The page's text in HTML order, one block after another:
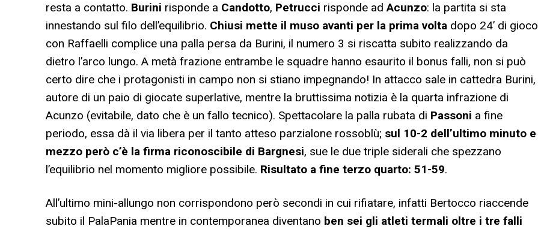
resta a contatto. Burini risponde a Candotto, Petrucci risponde adAcunzo: la partita si sta
innestando sul filo dell’equilibrio. Chiusi mette il muso avanti per la prima volta dopo 24’ di gioco
con Raffaelli complice una palla persa da Burini, il numero 3 si riscatta subito realizzando da
dietro l’arco lungo. A metà frazione entrambe le squadre hanno esaurito il bonus falli, non si può
certo dire che i protagonisti in campo non si stiano impegnando! In attacco sale in cattedra Burini,
autore di un paio di giocate superlative, mentre la bruttissima notizia è la quarta infrazione di
Acunzo (evitabile, dato che è un fallo tecnico). Spettacolare la palla rubata di Passoni a fine
periodo, essa dà il via libera per il tanto atteso parzialone rossoblù; sul 10-2 dell’ultimo minuto e
mezzo però c’è la firma riconoscibile di Bargnesi, sue le due triple siderali che spezzano
l’equilibrio nel momento migliore possibile. Risultato a fine terzo quarto: 51-59.
All’ultimo mini-allungo non corrispondono però secondi in cui rifiatare, infatti Bertocco riaccende
subito il PalaPania mentre in contemporanea diventano ben sei gli atleti termali oltre i tre falli